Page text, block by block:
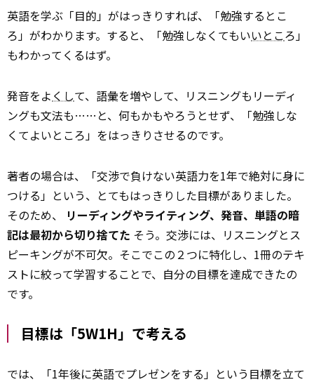
英語を学ぶ「目的」がはっきりすれば、「勉強するとこ
ろ」がわかります。すると、「勉強しなくてもいいところ」
もわかってくるはず。
発音をよ くして、語彙を増やして、リスニングもリーディ
ングも文法も……と、何もかもやろうとせず、「勉強しな
くてよいところ」をはっきりさせるのです。
著者の場合は、「交渉で負けない英語力を1年で絶対に身に
つける」という、とてもはっきりした目標がありました。
そのため、
リーディングやライティング、発音、単語の暗
記は最初から切り捨てた そう。交渉には、リスニングとス
ピーキングが不可欠。そこでこの２つに特化し、1冊のテキ
ストに絞って学習することで、自分の目標を達成できたの
です。
目標は「5W1H」で考える
では、「1年後に英語でプレゼンをする」という目標を立て